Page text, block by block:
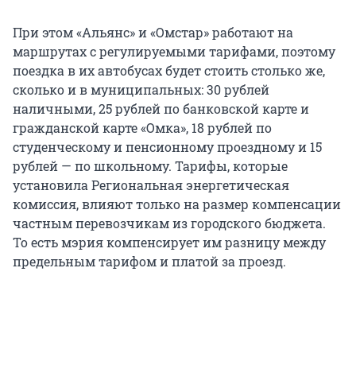
При этом «Альянс» и «Омстар» работают на
маршрутах с регулируемыми тарифами, поэтому
поездка в их автобусах будет стоить столько же,
сколько и в муниципальных: 30 рублей
наличными, 25 рублей по банковской карте и
гражданской карте «Омка», 18 рублей по
студенческому и пенсионному проездному и 15
рублей — по школьному. Тарифы, которые
установила Региональная энергетическая
комиссия, влияют только на размер компенсации
частным перевозчикам из городского бюджета.
То есть мэрия компенсирует им разницу между
предельным тарифом и платой за проезд.